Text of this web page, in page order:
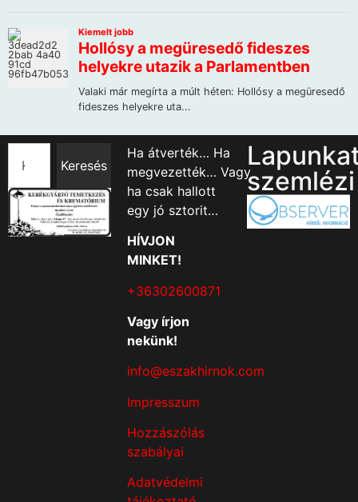
Keresés
Ha átverték… Ha
megvezették… Vagy
ha csak hallott
egy jó sztorit…
HÍVJON
MINKET!
+36302600871
Vagy írjon
nekünk!
info@eszakhirnok.com
Impresszum
Hozzászólás
szabályai
Adatvédelmi
szemlézi